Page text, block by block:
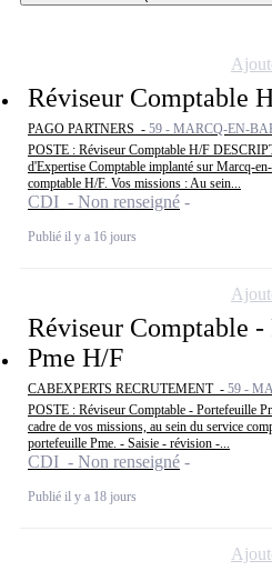
Réviseur Comptable
PAGO PARTNERS - 59 - MARCQ-EN-
POSTE : Réviseur Comptable H/F
d'Expertise Comptable implanté sur Marcq-
comptable H/F. Vos missions : Au sein...
CDI - Non renseigné
Publié il y a 16 jours
Réviseur Comptable
Pme H/F
CABEXPERTS RECRUTEMENT - 59 -
POSTE : Réviseur Comptable - Portefeuille
cadre de vos missions, au sein du service
portefeuille Pme. - Saisie - révision -...
CDI - Non renseigné
Publié il y a 18 jours